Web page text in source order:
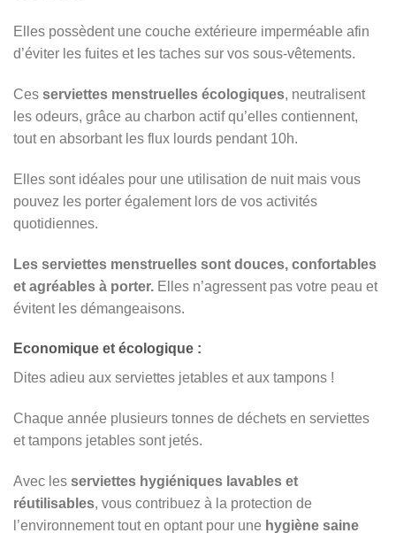
Elles possèdent une couche extérieure imperméable afin
d’éviter les fuites et les taches sur vos sous-vêtements.
Ces serviettes menstruelles écologiques, neutralisent
les odeurs, grâce au charbon actif qu’elles contiennent,
tout en absorbant les flux lourds pendant 10h.
Elles sont idéales pour une utilisation de nuit mais vous
pouvez les porter également lors de vos activités
quotidiennes.
Les serviettes menstruelles sont douces, confortables
et agréables à porter. Elles n’agressent pas votre peau et
évitent les démangeaisons.
Economique et écologique :
Dites adieu aux serviettes jetables et aux tampons !
Chaque année plusieurs tonnes de déchets en serviettes
et tampons jetables sont jetés.
Avec les serviettes hygiéniques lavables et
réutilisables, vous contribuez à la protection de
l’environnement tout en optant pour une hygiène saine